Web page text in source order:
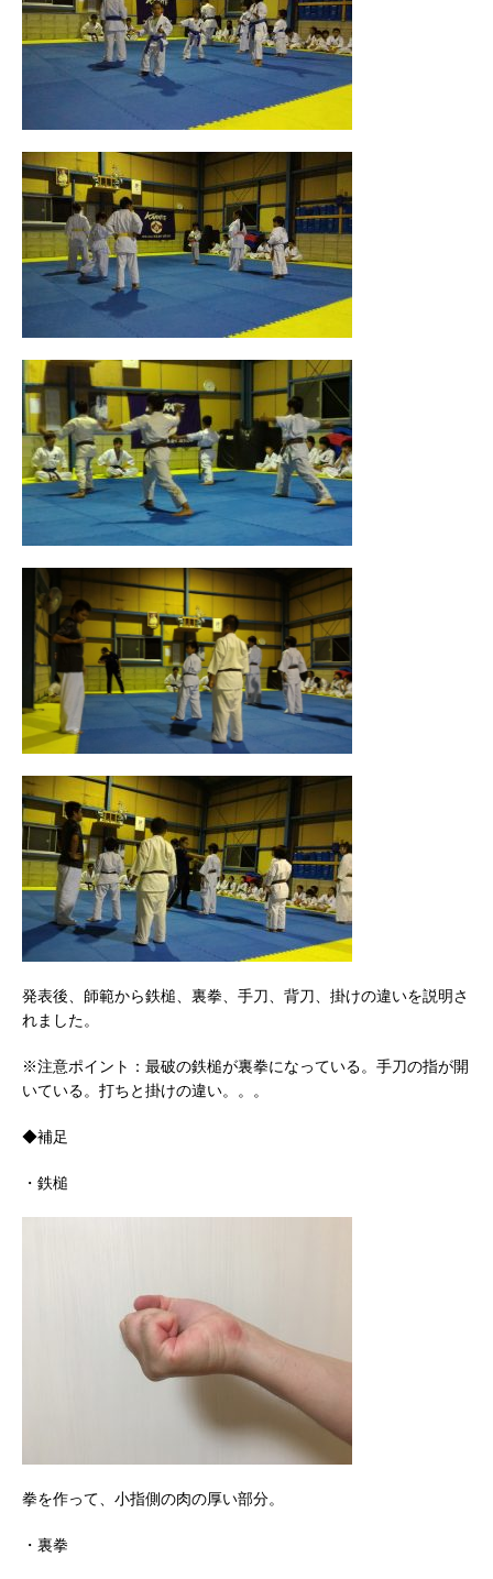
発表後、師範から鉄槌、裏拳、手刀、背刀、掛けの違いを説明さ
れました。
※注意ポイント：最破の鉄槌が裏拳になっている。手刀の指が開
いている。打ちと掛けの違い。。。
◆補足
・鉄槌
拳を作って、小指側の肉の厚い部分。
・裏拳